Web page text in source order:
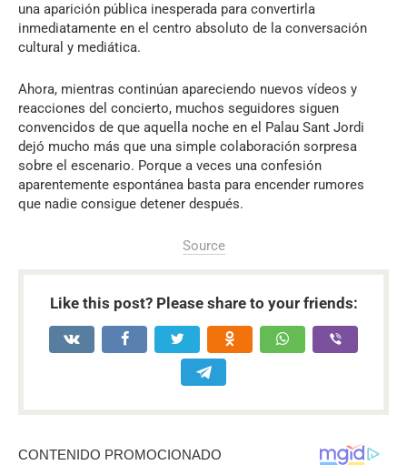
una aparición pública inesperada para convertirla
inmediatamente en el centro absoluto de la conversación
cultural y mediática.
Ahora, mientras continúan apareciendo nuevos vídeos y
reacciones del concierto, muchos seguidores siguen
convencidos de que aquella noche en el Palau Sant Jordi
dejó mucho más que una simple colaboración sorpresa
sobre el escenario. Porque a veces una confesión
aparentemente espontánea basta para encender rumores
que nadie consigue detener después.
Source
Like this post? Please share to your friends: